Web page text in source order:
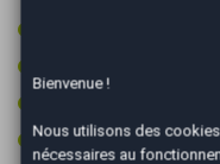
Toit ouvrant
Bienvenue !
Nous utilisons des
nécessaires au